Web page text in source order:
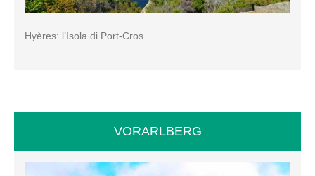
Hyères: l’Isola di Port-Cros
VORARLBERG